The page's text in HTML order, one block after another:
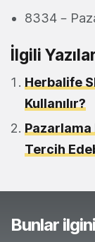
8334 –
İlgili
Herbalife
Kullanılır?
Pazarlama
Tercih
Bunlar